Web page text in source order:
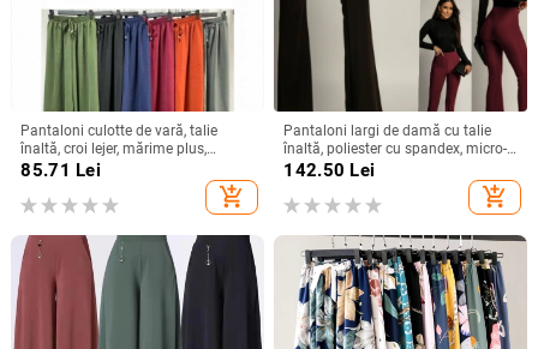
Pantaloni culotte de vară, talie
înaltă, croi lejer, mărime plus,
culoare uni, talie elastică, picioare
85.71 Lei
add_shopping_cart
Pantaloni largi de damă cu talie
înaltă, poliester cu spandex, micro-
elasticitate, stil street fashionista
142.50 Lei
add_shopping_cart